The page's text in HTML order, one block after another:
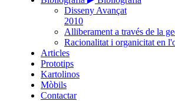
Disseny Avançat
2010
Alliberament a través de la
Racionalitat i organicitat en
Articles
Prototips
Kartolinos
Mòbils
Contactar